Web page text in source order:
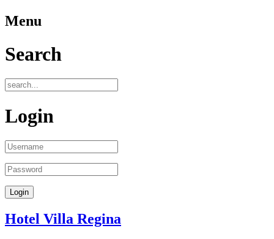
Menu
Search
Login
Hotel Villa Regina